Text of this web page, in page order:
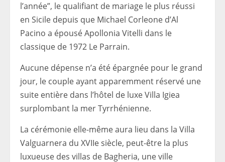
l’année”, le qualifiant de mariage le plus réussi
en Sicile depuis que Michael Corleone d’Al
Pacino a épousé Apollonia Vitelli dans le
classique de 1972 Le Parrain.
Aucune dépense n’a été épargnée pour le grand
jour, le couple ayant apparemment réservé une
suite entière dans l’hôtel de luxe Villa Igiea
surplombant la mer Tyrrhénienne.
La cérémonie elle-même aura lieu dans la Villa
Valguarnera du XVIIe siècle, peut-être la plus
luxueuse des villas de Bagheria, une ville